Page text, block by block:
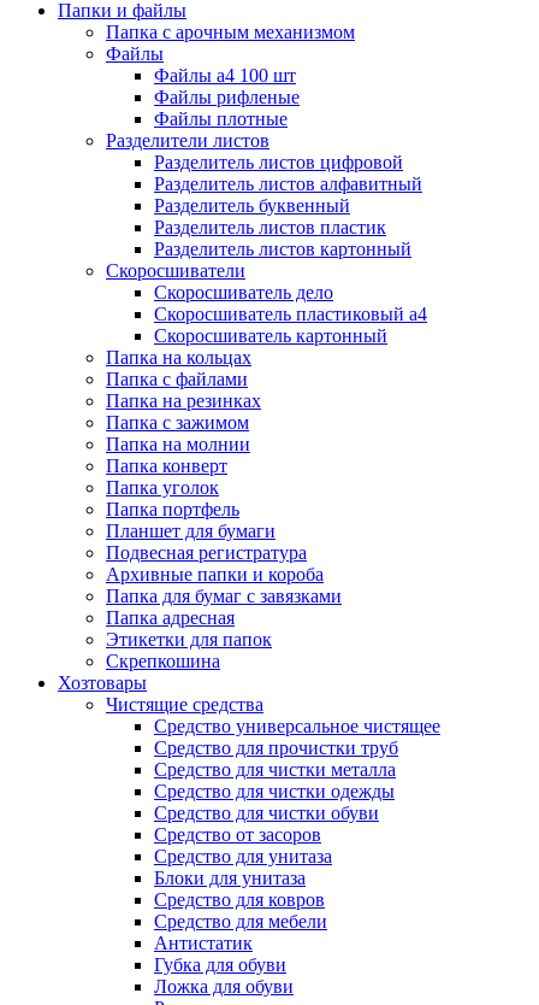
Папки и файлы
Папка с арочным механизмом
Файлы
Файлы а4 100 шт
Файлы рифленые
Файлы плотные
Разделители листов
Разделитель листов цифровой
Разделитель листов алфавитный
Разделитель буквенный
Разделитель листов пластик
Разделитель листов картонный
Скоросшиватели
Скоросшиватель дело
Скоросшиватель пластиковый а4
Скоросшиватель картонный
Папка на кольцах
Папка с файлами
Папка на резинках
Папка с зажимом
Папка на молнии
Папка конверт
Папка уголок
Папка портфель
Планшет для бумаги
Подвесная регистратура
Архивные папки и короба
Папка для бумаг с завязками
Папка адресная
Этикетки для папок
Скрепкошина
Хозтовары
Чистящие средства
Средство универсальное чистящее
Средство для прочистки труб
Средство для чистки металла
Средство для чистки одежды
Средство для чистки обуви
Средство от засоров
Средство для унитаза
Блоки для унитаза
Средство для ковров
Средство для мебели
Антистатик
Губка для обуви
Ложка для обуви